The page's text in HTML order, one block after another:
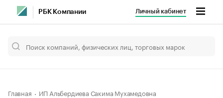
РБК Компании Личный кабинет
Главная ИП Альбердиева Сакима Мухамедовна